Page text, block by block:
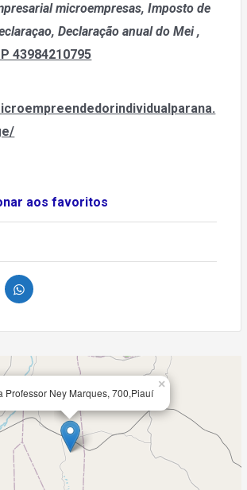
microempresas, Imposto de
Declaração anual do Mei,
43984210795
aos favoritos
Professor Ney Marques, 700,Piauí
×